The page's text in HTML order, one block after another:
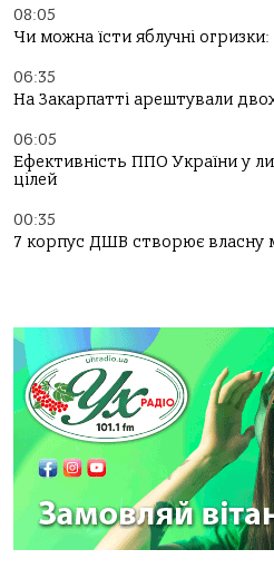
08:05
Чи можна їсти яблучні огризки:
06:35
На Закарпатті арештували
06:05
Ефективність ППО України у
цілей
00:35
7 корпус ДШВ створює власну